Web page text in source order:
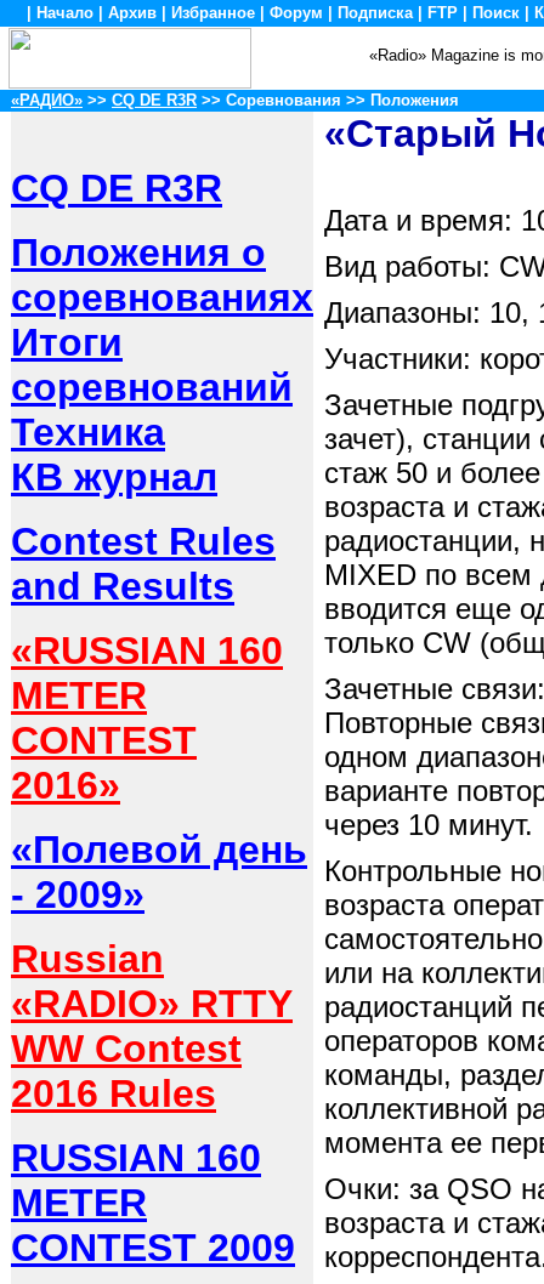
Начало Архив Избранное Форум Подписка| FTP Поиск
«Radio» Magazine is
«РАДИО» >> CQ DE R3R >> Соревнования >> Положения
CQ DE R3R
Положения о
соревнованиях
Итоги
соревнований
Техника
КВ журнал
Contest Rules
and Results
«RUSSIAN 160
METER
CONTEST
2016»
«Полевой день
- 2009»
Russian
«RADIO» RTTY
WW Contest
2016 Rules
RUSSIAN 160
METER
CONTEST 2009
«Старый
Дата и время:
Вид работы:
Диапазоны: 10,
Участники:
Зачетные
зачет),
стаж 50 и
возраста и
радиостанции,
MIXED по всем
вводится еще
только CW
Зачетные
Повторные
одном
варианте
через 10 минут.
Контрольные
возраста
или на
радиостанций
операторов
команды,
коллективной
момента ее
Очки: за QSO
возраста и